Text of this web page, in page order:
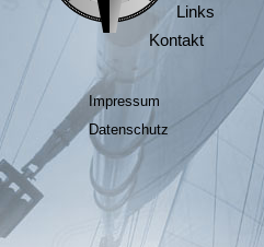
Links
Kontakt
Impressum
Datenschutz